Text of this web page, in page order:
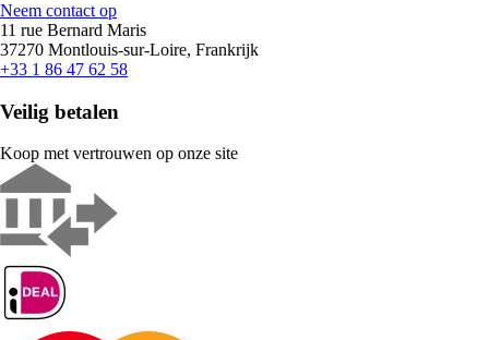
Neem contact op
11 rue Bernard Maris
37270 Montlouis-sur-Loire, Frankrijk
+33 1 86 47 62 58
Veilig betalen
Koop met vertrouwen op onze site